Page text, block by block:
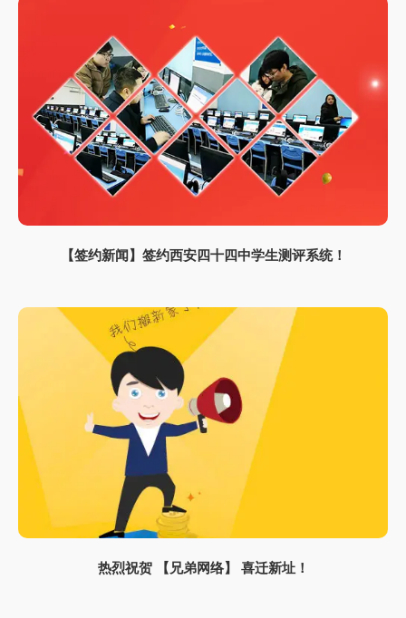
【签约新闻】签约西安四十四中学生测评系统！
热烈祝贺 【兄弟网络】 喜迁新址！